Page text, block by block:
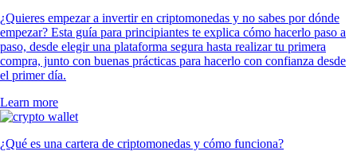
¿Quieres empezar a invertir en criptomonedas y no sabes por dónde
empezar? Esta guía para principiantes te explica cómo hacerlo paso a
paso, desde elegir una plataforma segura hasta realizar tu primera
compra, junto con buenas prácticas para hacerlo con confianza desde
el primer día.
Learn more
¿Qué es una cartera de criptomonedas y cómo funciona?